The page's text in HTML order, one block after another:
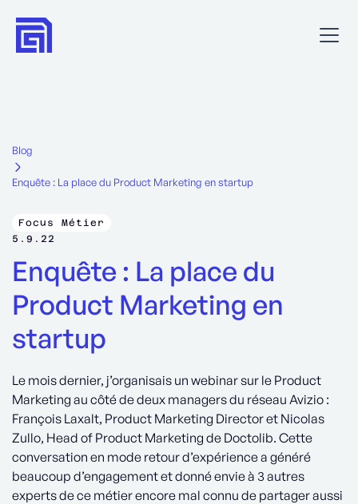
Blog
Enquête : La place du Product Marketing en startup
Focus Métier
5.9.22
Enquête : La place du
Product Marketing en
startup
Le mois dernier, j’organisais un webinar sur le Product
Marketing au côté de deux managers du réseau Avizio :
François Laxalt, Product Marketing Director et Nicolas
Zullo, Head of Product Marketing de Doctolib. Cette
conversation en mode retour d’expérience a généré
beaucoup d’engagement et donné envie à 3 autres
experts de ce métier encore mal connu de partager aussi